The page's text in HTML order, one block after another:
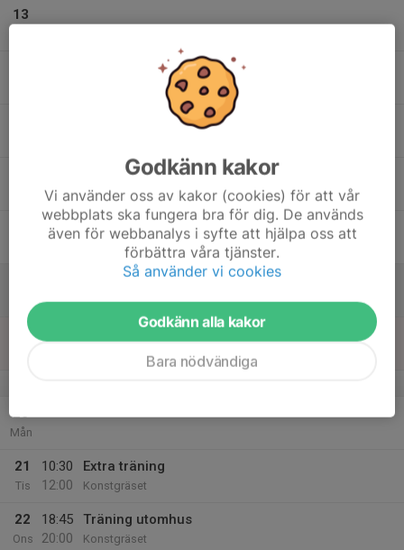
13
19
20
Mån
21
Tis
10:30
12:00
Extra träning
Konstgräset
22
Ons
18:45
20:00
Träning utomhus
Konstgräset
Godkänn kakor
Vi använder oss av kakor (cookies) för att vår
webbplats ska fungera bra för dig. De används
även för webbanalys i syfte att hjälpa oss att
förbättra våra tjänster.
Så använder vi cookies
Godkänn alla kakor
Bara nödvändiga